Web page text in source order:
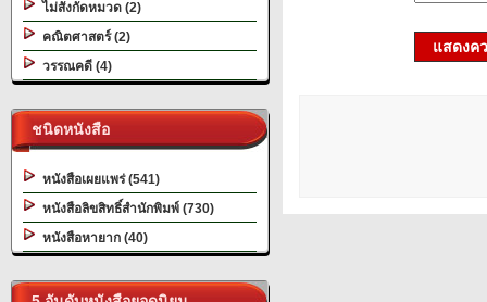
ไม่สังกัดหมวด (2)
คณิตศาสตร์ (2)
วรรณคดี (4)
ชนิดหนังสือ
หนังสือเผยแพร่ (541)
หนังสือลิขสิทธิ์สำนักพิมพ์ (730)
หนังสือหายาก (40)
แสดงค